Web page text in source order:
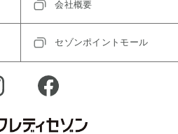
会社概要
セゾンポイントモール